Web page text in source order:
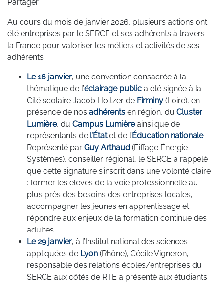
Partager
Au cours du mois de janvier 2026, plusieurs actions ont
été entreprises par le SERCE et ses adhérents à travers
la France pour valoriser les métiers et activités de ses
adhérents :
Le 16 janvier, une convention consacrée à la
thématique de l’éclairage public a été signée à la
Cité scolaire Jacob Holtzer de Firminy (Loire), en
présence de nos adhérents en région, du Cluster
Lumière, du Campus Lumièreainsi que de
représentants de l’État et de l’Éducation nationale.
Représenté par Guy Arthaud (Eiffage Énergie
Systèmes), conseiller régional, le SERCE a rappelé
que cette signature s’inscrit dans une volonté claire
: former les élèves de la voie professionnelle au
plus près des besoins des entreprises locales,
accompagner les jeunes en apprentissage et
répondre aux enjeux de la formation continue des
adultes.
Le 29 janvier, à l’Institut national des sciences
appliquées de Lyon (Rhône), Cécile Vigneron,
responsable des relations écoles/entreprises du
SERCE aux côtés de RTE a présenté aux étudiants